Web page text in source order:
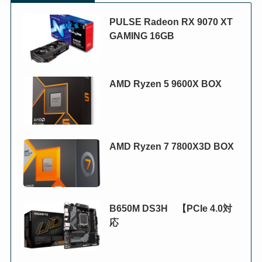
PULSE Radeon RX 9070 XT
GAMING 16GB
AMD Ryzen 5 9600X BOX
AMD Ryzen 7 7800X3D BOX
B650M DS3H 【PCIe 4.0対
応